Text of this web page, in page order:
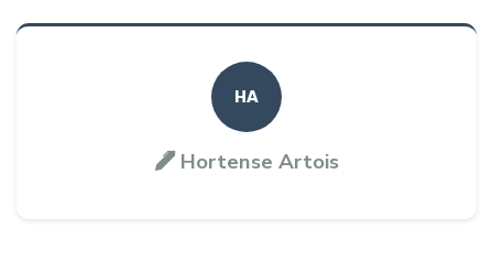
HA
Hortense Artois